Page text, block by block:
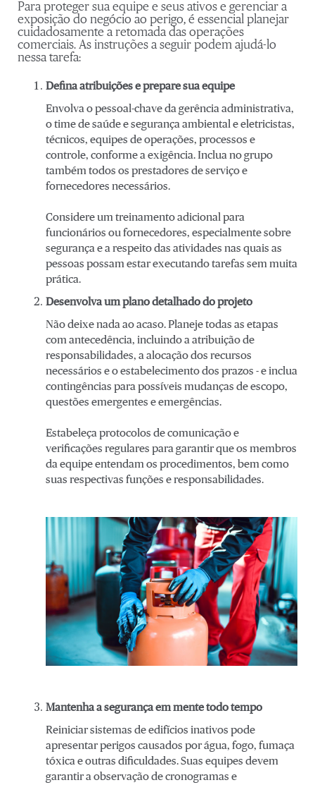
Para proteger sua equipe e seus ativos e gerenciar a
exposição do negócio ao perigo, é essencial planejar
cuidadosamente a retomada das operações
comerciais. As instruções a seguir podem ajudá-lo
nessa tarefa:
Defina atribuições e prepare sua equipe
Envolva o pessoal-chave da gerência administrativa,
o time de saúde e segurança ambiental e eletricistas,
técnicos, equipes de operações, processos e
controle, conforme a exigência. Inclua no grupo
também todos os prestadores de serviço e
fornecedores necessários.
Considere um treinamento adicional para
funcionários ou fornecedores, especialmente sobre
segurança e a respeito das atividades nas quais as
pessoas possam estar executando tarefas sem muita
prática.
Desenvolva um plano detalhado do projeto
Não deixe nada ao acaso. Planeje todas as etapas
com antecedência, incluindo a atribuição de
responsabilidades, a alocação dos recursos
necessários e o estabelecimento dos prazos - e inclua
contingências para possíveis mudanças de escopo,
questões emergentes e emergências.
Estabeleça protocolos de comunicação e
verificações regulares para garantir que os membros
da equipe entendam os procedimentos, bem como
suas respectivas funções e responsabilidades.
Mantenha a segurança em mente todo tempo
Reiniciar sistemas de edifícios inativos pode
apresentar perigos causados por água, fogo, fumaça
tóxica e outras dificuldades. Suas equipes devem
garantir a observação de cronogramas e